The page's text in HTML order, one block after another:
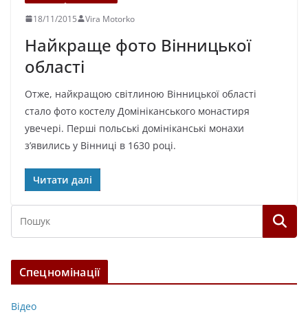
18/11/2015 Vira Motorko
Найкраще фото Вінницької
області
Отже, найкращою світлиною Вінницької області
стало фото костелу Домініканського монастиря
увечері. Перші польські домініканські монахи
з’явились у Вінниці в 1630 році.
Читати далі
Спецномінації
Відео